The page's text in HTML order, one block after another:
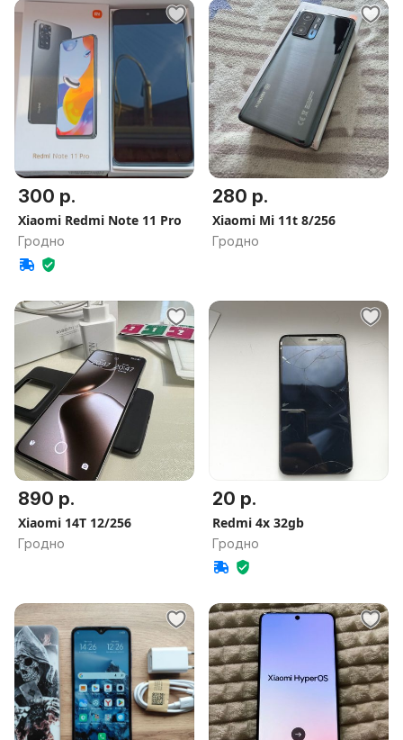
300 р.
Xiaomi Redmi Note 11 Pro
Гродно
280 р.
Xiaomi Mi 11t 8/256
Гродно
890 р.
Xiaomi 14T 12/256
Гродно
20 р.
Redmi 4x 32gb
Гродно